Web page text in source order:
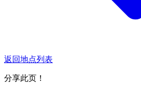
返回地点列表
分享此页！